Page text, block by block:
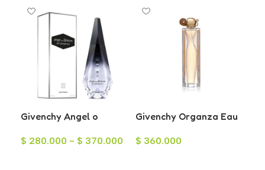
Givenchy Angel o
Parfum para Mujer
$ 280.000 - $ 370.000
Givenchy Organza Eau
100ml
$ 360.000